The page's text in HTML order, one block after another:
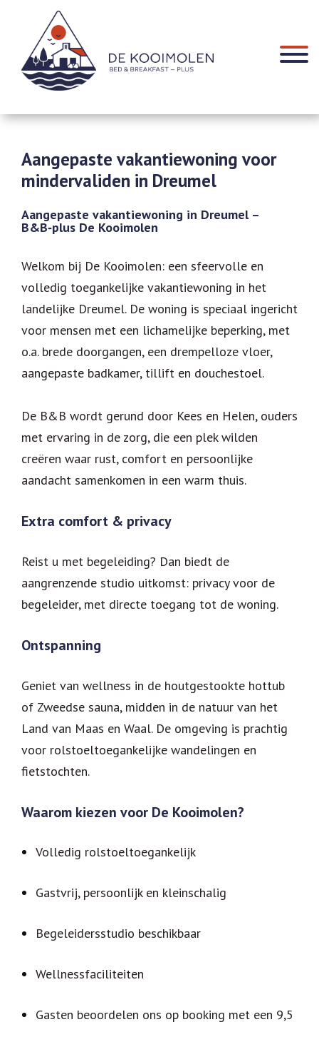
ONZE B&B KAMERS
BED & BREAKFAST PLUS
PRIJZEN B&B-PLUS
STUDIO
PRIJZEN STUDIO DE KOOIMOLEN
HOTTUB & SAUNA
FOTOGALERIJ
ONS VERHAAL
OMGEVING
MAATJESFIETS – DUOFIETS
Aangepaste vakantiewoning voor
mindervaliden in Dreumel
Aangepaste vakantiewoning in Dreumel –
B&B‑plus De Kooimolen
Welkom bij De Kooimolen: een sfeervolle en
volledig toegankelijke vakantiewoning in het
landelijke Dreumel. De woning is speciaal ingericht
voor mensen met een lichamelijke beperking, met
o.a. brede doorgangen, een drempelloze vloer,
aangepaste badkamer, tillift en douchestoel.
De B&B wordt gerund door Kees en Helen, ouders
met ervaring in de zorg, die een plek wilden
creëren waar rust, comfort en persoonlijke
aandacht samenkomen in een warm thuis.
Extra comfort & privacy
Reist u met begeleiding? Dan biedt de
aangrenzende studio uitkomst: privacy voor de
begeleider, met directe toegang tot de woning.
Ontspanning
Geniet van wellness in de houtgestookte hottub
of Zweedse sauna, midden in de natuur van het
Land van Maas en Waal. De omgeving is prachtig
voor rolstoeltoegankelijke wandelingen en
fietstochten.
Waarom kiezen voor De Kooimolen?
Volledig rolstoeltoegankelijk
Gastvrij, persoonlijk en kleinschalig
Begeleidersstudio beschikbaar
Wellnessfaciliteiten
Gasten beoordelen ons op booking met een 9,5